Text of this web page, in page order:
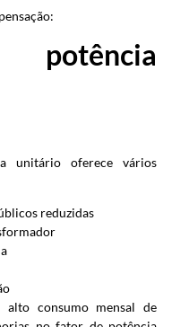
unitário oferece vários
reduzidas
alto consumo mensal de